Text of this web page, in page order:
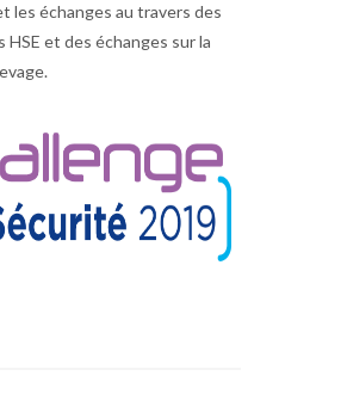
les échanges au travers des
et des échanges sur la